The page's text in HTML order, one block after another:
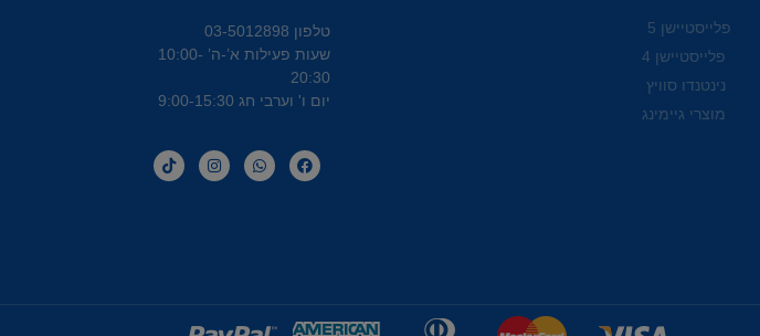
פלייסטיישן 5
פלייסטיישן 4
נינטנדו סוויץ
מוצרי גיימינג
טלפון 03-5012898
שעות פעילות א’-ה’ 10:00-
20:30
יום ו' וערבי חג 9:00-15:30